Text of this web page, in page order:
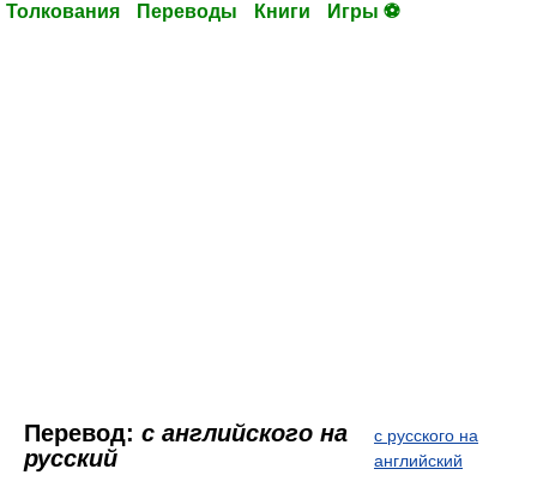
Толкования Переводы Книги Игры ⚽
Перевод: с английского на
русский
с русского на
английский